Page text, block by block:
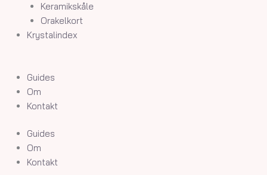
Keramikskåle
Orakelkort
Krystalindex
Guides
Om
Kontakt
Guides
Om
Kontakt